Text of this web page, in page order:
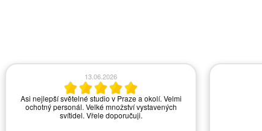
13.06.2026
Asi nejlepší světelné studio v Praze a okolí. Velmi
ochotný personál. Velké množství vystavených
svítidel. Vřele doporučuji.